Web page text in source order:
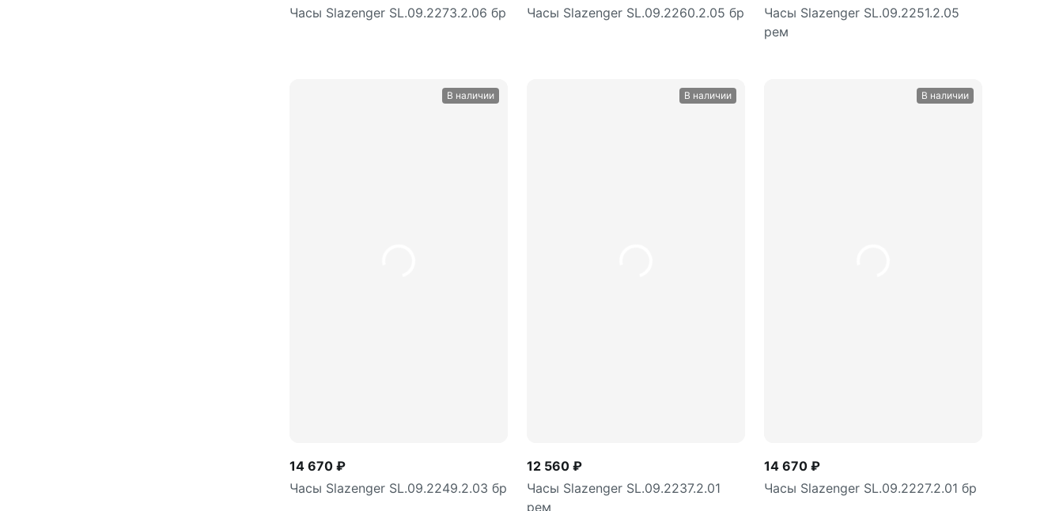
Часы Slazenger SL.09.2273.2.06 бр
Часы Slazenger SL.09.2260.2.05 бр
Часы Slazenger SL.09.2251.2.05
рем
В наличии
14 670 ₽
Часы Slazenger SL.09.2249.2.03 бр
В наличии
12 560 ₽
Часы Slazenger SL.09.2237.2.01
рем
В наличии
14 670 ₽
Часы Slazenger SL.09.2227.2.01 бр